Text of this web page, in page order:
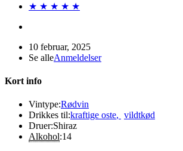
★ ★ ★ ★ ★
10 februar, 2025
Se alleAnmeldelser
Kort info
Vintype:Rødvin
Drikkes til:kraftige oste, vildtkød
Druer:Shiraz
Alkohol:14